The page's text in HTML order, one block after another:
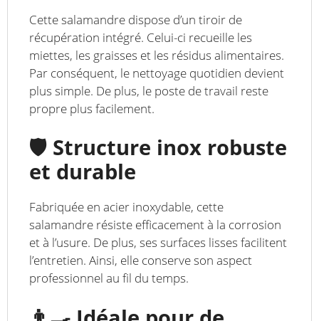
Cette salamandre dispose d’un tiroir de
récupération intégré. Celui-ci recueille les
miettes, les graisses et les résidus alimentaires.
Par conséquent, le nettoyage quotidien devient
plus simple. De plus, le poste de travail reste
propre plus facilement.
🛡️ Structure inox robuste
et durable
Fabriquée en acier inoxydable, cette
salamandre résiste efficacement à la corrosion
et à l’usure. De plus, ses surfaces lisses facilitent
l’entretien. Ainsi, elle conserve son aspect
professionnel au fil du temps.